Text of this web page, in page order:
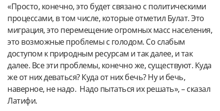
«Просто, конечно, это будет связано с политическими
процессами, в том числе, которые отметил Булат. Это
миграция, это перемещение огромных масс населения,
это возможные проблемы с голодом. Со слабым
доступом к природным ресурсам и так далее, и так
далее. Все эти проблемы, конечно же, существуют. Куда
же от них деваться? Куда от них бечь? Ну и бечь,
наверное, не надо. Надо пытаться их решать», – сказал
Латифи.